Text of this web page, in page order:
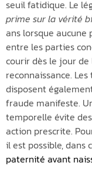
seuil fatidique. Le
prime sur la vérité
ans lorsque aucune
entre les parties
courir dès le jour de
reconnaissance.
disposent
fraude manifeste.
temporelle évite
action prescrite.
il est possible, dans
paternité avant